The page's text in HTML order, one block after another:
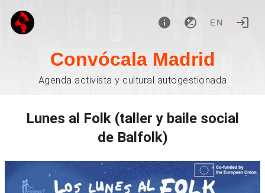
EN
Convócala Madrid
Agenda activista y cultural autogestionada
Lunes al Folk (taller y baile social
de Balfolk)